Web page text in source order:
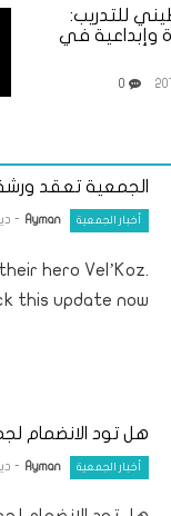
للتدريب:
وإبداعية في
0
الجمعية تعقد
أخبار الجمعية Ayman
-
hero Vel’Koz.
this update now.
هل تود الانضمام
أخبار الجمعية Ayman
-